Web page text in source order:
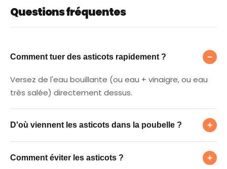
Questions fréquentes
Comment tuer des asticots rapidement ?
Comment tuer des asticots rapidement ? −
Versez de l'eau bouillante (ou eau + vinaigre, ou eau
très salée) directement dessus.
D'où viennent les asticots dans la poubelle
D'où viennent les asticots dans la poubelle ? +
viande et poisson par temps chaud.
Comment éviter les asticots ? +